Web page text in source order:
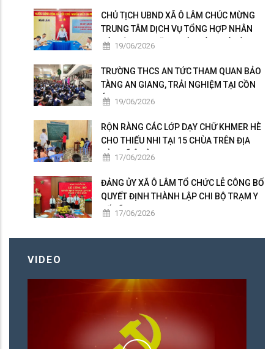
CHỦ TỊCH UBND XÃ Ô LÂM CHÚC MỪNG
TRUNG TÂM DỊCH VỤ TỔNG HỢP NHÂN
KỶ NIỆM 101 NĂM NGÀY BÁO CHÍ CÁCH
19/06/2026
TRƯỜNG THCS AN TỨC THAM QUAN BẢO
TÀNG AN GIANG, TRẢI NGHIỆM TẠI CỒN
ÉN 19/06/2026
RỘN RÀNG CÁC LỚP DẠY CHỮ KHMER HÈ
CHO THIẾU NHI TẠI 15 CHÙA TRÊN ĐỊA
BÀN XÃ Ô LÂM
17/06/2026
ĐẢNG ỦY XÃ Ô LÂM TỔ CHỨC LỄ CÔNG BỐ
QUYẾT ĐỊNH THÀNH LẬP CHI BỘ TRẠM Y
TẾ XÃ17/06/2026
VIDEO